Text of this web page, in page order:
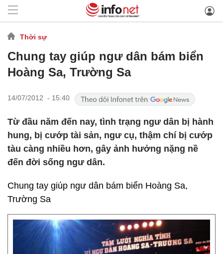
Thời sự
Chung tay giúp ngư dân bám biển
Hoàng Sa, Trường Sa
14/07/2012 - 15:40
Từ đầu năm đến nay, tình trạng ngư dân bị hành
hung, bị cướp tài sản, ngư cụ, thậm chí bị cướp
tàu càng nhiều hơn, gây ảnh hưởng nặng nề
đến đời sống ngư dân.
Chung tay giúp ngư dân bám biển Hoàng Sa,
Trường Sa